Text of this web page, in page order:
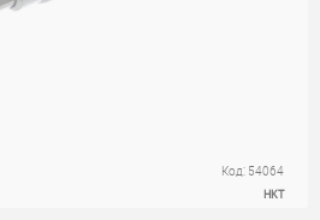
Код: 54064
HKT